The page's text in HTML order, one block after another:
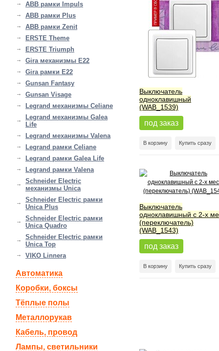
Выключатель
одноклавишный
(WAB_1539)
под заказ
В корзину Купить сразу
Выключатель
одноклавишный с 2-х
(переключатель)
(WAB_1543)
под заказ
В корзину Купить сразу
ABB рамки Impuls
ABB рамки Plus
ABB рамки Zenit
ERSTE Theme
ERSTE Triumph
Gira механизмы E22
Gira рамки E22
Gunsan Fantasy
Gunsan Visage
Legrand механизмы Celiane
Legrand механизмы Galea
Life
Legrand механизмы Valena
Legrand рамки Celiane
Legrand рамки Galea Life
Legrand рамки Valena
Schneider Electric
механизмы Unica
Schneider Electric рамки
Unica Plus
Schneider Electric рамки
Unica Quadro
Schneider Electric рамки
Unica Top
VIKO Linnera
Автоматика
Коробки, боксы
Тёплые полы
Металлорукав
Кабель, провод
Лампы, светильники